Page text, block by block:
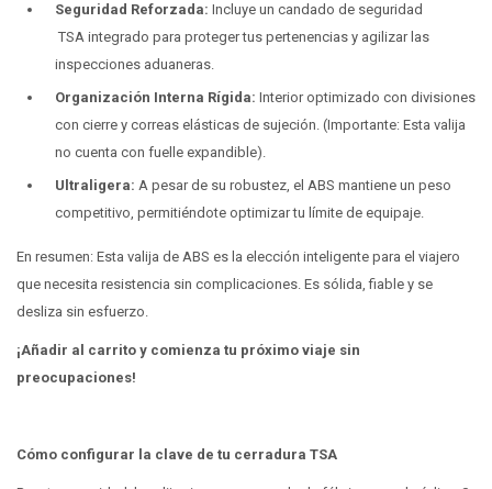
Seguridad Reforzada: Incluye un candado de seguridad
TSA integrado para proteger tus pertenencias y agilizar las
inspecciones aduaneras.
Organización Interna Rígida: Interior optimizado con divisiones
con cierre y correas elásticas de sujeción. (Importante: Esta valija
no cuenta con fuelle expandible).
Ultraligera: A pesar de su robustez, el ABS mantiene un peso
competitivo, permitiéndote optimizar tu límite de equipaje.
En resumen: Esta valija de ABS es la elección inteligente para el viajero
que necesita resistencia sin complicaciones. Es sólida, fiable y se
desliza sin esfuerzo.
¡Añadir al carrito y comienza tu próximo viaje sin
preocupaciones!
Cómo configurar la clave de tu cerradura TSA